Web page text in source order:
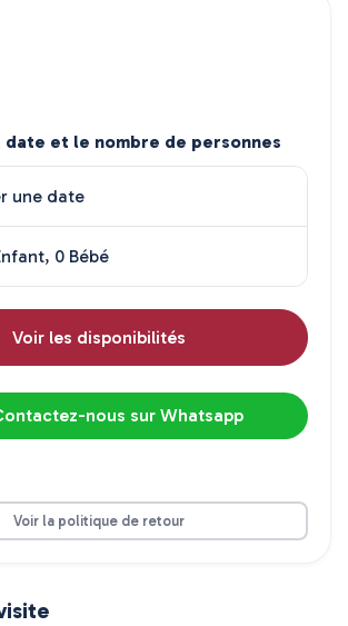
date et le nombre de personnes
une date
0 Bébé
Voir les disponibilités
nous sur Whatsapp
Voir la politique de retour